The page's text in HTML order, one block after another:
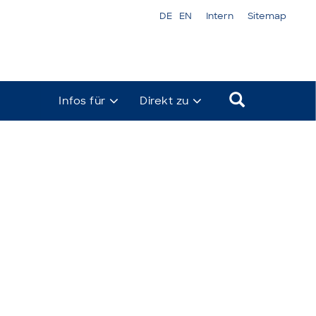
DE EN Intern Sitemap
Direkt zu
Infos für